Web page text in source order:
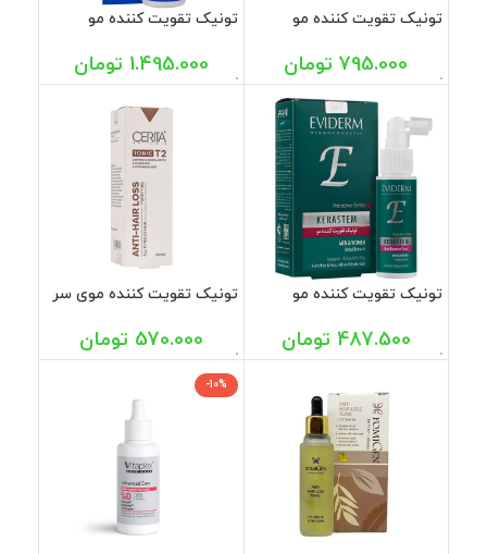
تونیک تقویت کننده مو
795.000 تومان
تونیک تقویت کننده مو
1.495.000 تومان
تونیک تقویت کننده مو
اویدرم 60 میل487.500 تومان
تونیک تقویت کننده موی سر
570.000 تومان
-10%